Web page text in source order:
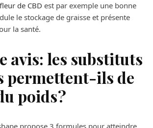
de CBD est par exemple une bonne
le stockage de graisse et présente
la santé.
avis: les substituts
permettent-ils de
poids ?
propose 3 formules pour atteindre